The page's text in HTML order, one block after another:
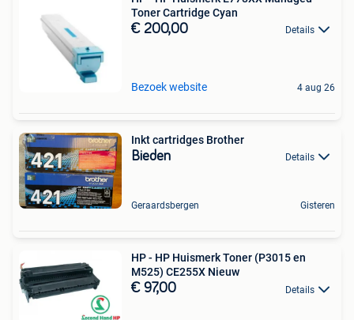
Toner Cartridge Cyan
€ 200,00 Details
Bezoek website 4 aug 26
Inkt cartridges Brother
Bieden Details
Geraardsbergen Gisteren
HP - HP Huismerk Toner (P3015 en
M525) CE255X Nieuw
€ 97,00 Details